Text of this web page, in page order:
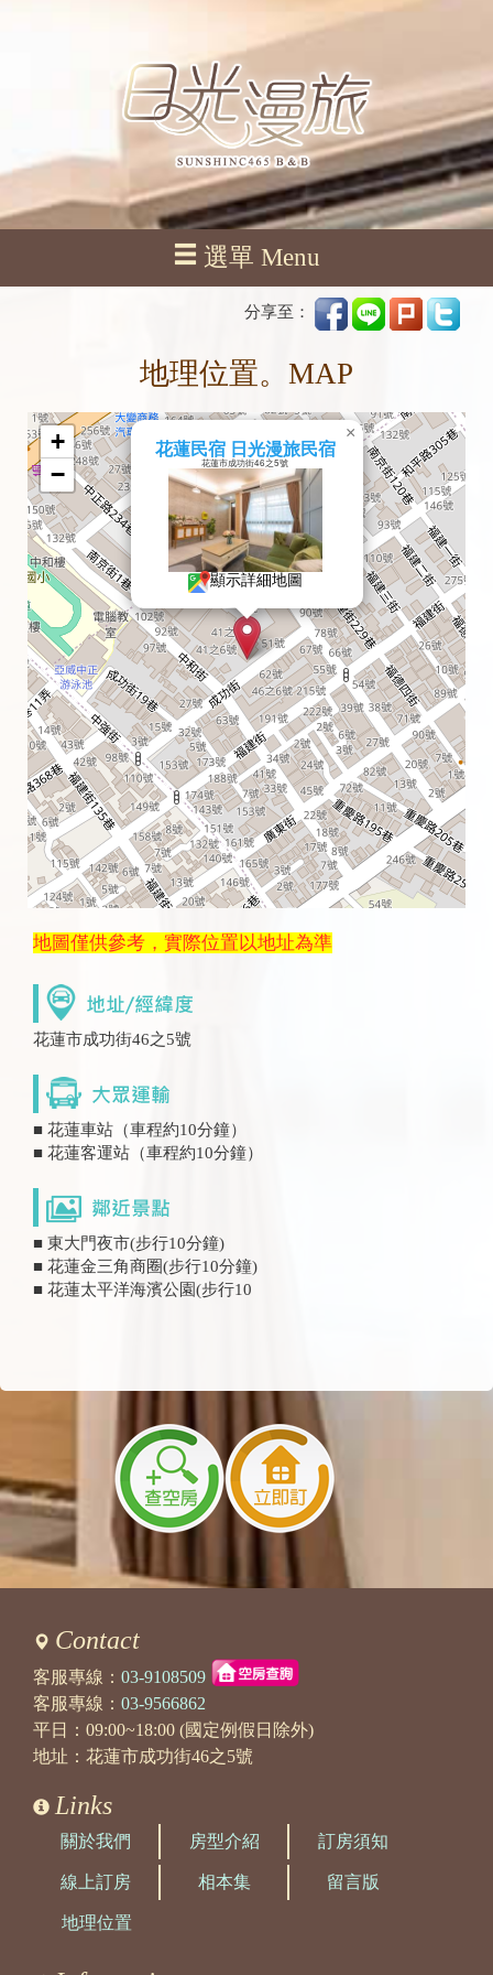
選單 Menu
分享至：
地理位置。MAP
花蓮民宿 日光漫旅民宿
花蓮市成功街46之5號
顯示詳細地圖
×
+
−
地圖僅供參考，實際位置以地址為準
花蓮市成功街46之5號
■ 花蓮車站（車程約10分鐘）
■ 花蓮客運站（車程約10分鐘）
■ 東大門夜市(步行10分鐘)
■ 花蓮金三角商圈(步行10分鐘)
■ 花蓮太平洋海濱公園(步行10
Contact
客服專線： 03-9108509
客服專線： 03-9566862
平日：09:00~18:00 (國定例假日除外)
地址：花蓮市成功街46之5號
Links
關於我們 房型介紹 訂房須知
線上訂房 相本集 留言版
地理位置